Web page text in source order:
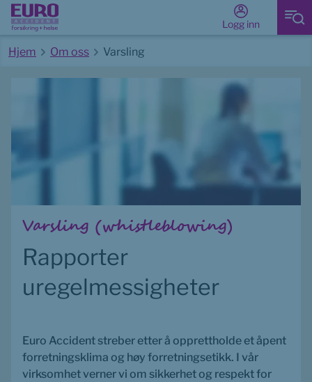
Logg inn
Hjem Om oss
Varsling
Varsling (whistleblowing)
Rapporter
uregelmessigheter
Euro Accident streber etter å opprettholde et åpent
forretningsklima og høy forretningsetikk. I vår
virksomhet verner vi om sikkerhet og respekt for